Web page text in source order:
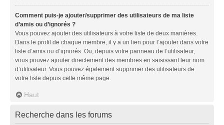
Comment puis-je ajouter/supprimer des utilisateurs de ma liste
d’amis ou d’ignorés ?
Vous pouvez ajouter des utilisateurs à votre liste de deux manières.
Dans le profil de chaque membre, il y a un lien pour l’ajouter dans votre
liste d’amis ou d’ignorés. Ou, depuis votre panneau de l’utilisateur,
vous pouvez ajouter directement des membres en saisissant leur nom
d’utilisateur. Vous pouvez également supprimer des utilisateurs de
votre liste depuis cette même page.
Haut
Recherche dans les forums